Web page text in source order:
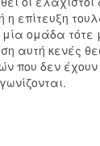
η επίτευξη
ομάδα τότε
αυτή κενές
που δεν